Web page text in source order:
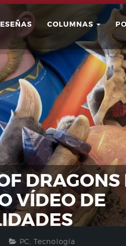
COLUMNAS
Buscar
VÍDEO DE
PC ,Tecnología